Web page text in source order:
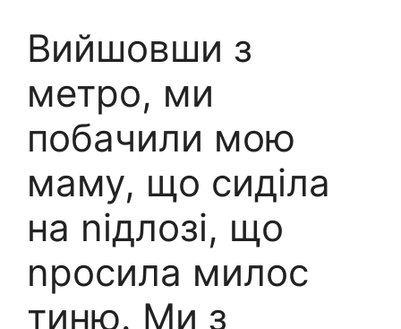
Вийшовши з
метро, ми
побачили мою
маму, що сиділа
на nідлозі, що
nросила милос
тиню. Ми з